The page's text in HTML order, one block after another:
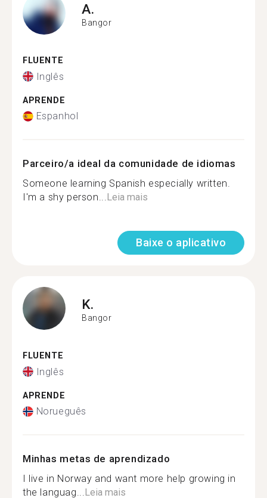
A.
Bangor
FLUENTE
Inglês
APRENDE
Espanhol
Parceiro/a ideal da comunidade de idiomas
Someone learning Spanish especially written.
I'm a shy person...Leia mais
Baixe o aplicativo
K.
Bangor
FLUENTE
Inglês
APRENDE
Norueguês
Minhas metas de aprendizado
I live in Norway and want more help growing in
the languag...Leia mais